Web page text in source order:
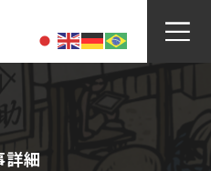
詳細